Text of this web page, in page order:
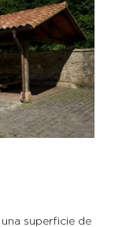
superficie de